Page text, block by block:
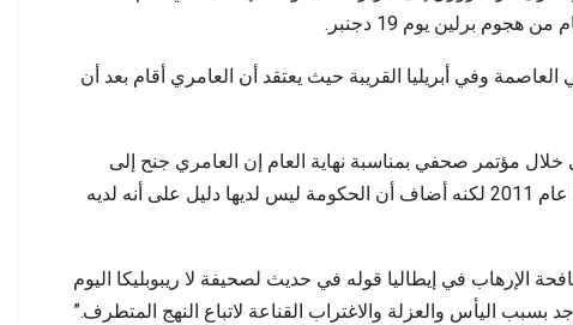
برلين يوم 19 دجنبر.
وفي أبريليا القريبة حيث يعتقد أن العامري أقام بعد أن
خلال مؤتمر صحفي بمناسبة نهاية العام إن العامري جنح إلى
التطرف على الأرجح بعد وصوله إلى أوروبا عام 2011 لكنه أضاف أن الحكومة ليس لديها دليل على أنه لديه
الإرهاب في إيطاليا قوله في حديث لصحيفة لا ريبوبليكا اليوم
اليأس والعزلة والاغتراب القناعة لاتباع النهج المتطرف.”
جودة الخدمات معيارًا…